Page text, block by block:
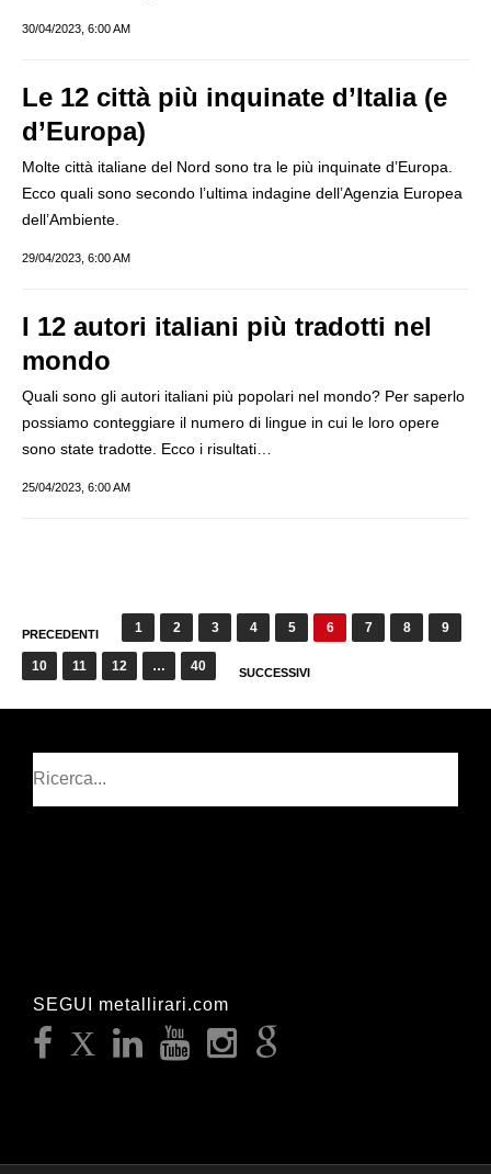
30/04/2023, 6:00 AM
Le 12 città più inquinate d’Italia (e
d’Europa)
Molte città italiane del Nord sono tra le più inquinate d’Europa.
Ecco quali sono secondo l’ultima indagine dell’Agenzia Europea
dell’Ambiente.
29/04/2023, 6:00 AM
I 12 autori italiani più tradotti nel
mondo
Quali sono gli autori italiani più popolari nel mondo? Per saperlo
possiamo conteggiare il numero di lingue in cui le loro opere
sono state tradotte. Ecco i risultati…
25/04/2023, 6:00 AM
Paginazione
degli
PRECEDENTI 1 2 3 4 5 6 7 8 9
10 11 12 … 40 SUCCESSIVI
SEGUI metallirari.com